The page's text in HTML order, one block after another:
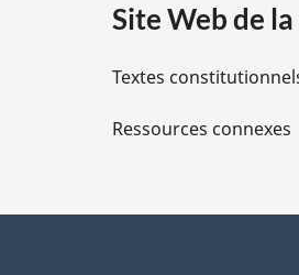
i
l
s
Site Web de
Textes
Ressources connexes